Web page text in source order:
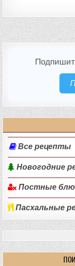
Все рецепты
Новогодние
Постные
Пасхальные